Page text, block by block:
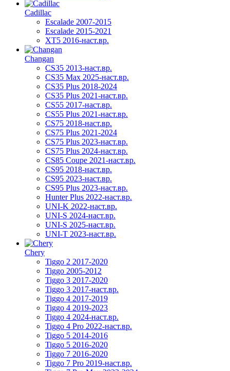
Cadillac
Escalade 2007-2015
Escalade 2015-2021
XT5 2016-наст.вр.
Changan
CS35 2013-наст.вр.
CS35 Max 2025-наст.вр.
CS35 Plus 2018-2024
CS35 Plus 2021-наст.вр.
CS55 2017-наст.вр.
CS55 Plus 2021-наст.вр.
CS75 2018-наст.вр.
CS75 Plus 2021-2024
CS75 Plus 2023-наст.вр.
CS75 Plus 2024-наст.вр.
CS85 Coupe 2021-наст.вр.
CS95 2018-наст.вр.
CS95 2023-наст.вр.
CS95 Plus 2023-наст.вр.
Hunter Plus 2022-наст.вр.
UNI-K 2022-наст.вр.
UNI-S 2024-наст.вр.
UNI-S 2025-наст.вр.
UNI-T 2023-наст.вр.
Chery
Tiggo 2 2017-2020
Tiggo 2005-2012
Tiggo 3 2017-2020
Tiggo 3 2017-наст.вр.
Tiggo 4 2017-2019
Tiggo 4 2019-2023
Tiggo 4 2024-наст.вр.
Tiggo 4 Pro 2022-наст.вр.
Tiggo 5 2014-2016
Tiggo 5 2016-2020
Tiggo 7 2016-2020
Tiggo 7 Pro 2019-наст.вр.